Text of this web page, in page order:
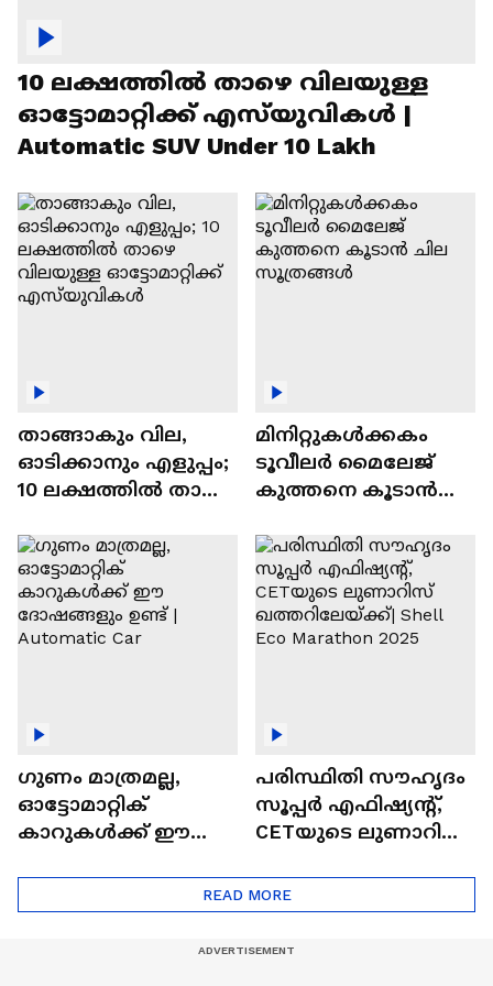
10 ലക്ഷത്തിൽ താഴെ വിലയുള്ള
ഓട്ടോമാറ്റിക്ക് എസ്‍യുവികൾ |
Automatic SUV Under 10 Lakh
താങ്ങാകും വില,
ഓടിക്കാനും എളുപ്പം;
10 ലക്ഷത്തിൽ താഴെ
ഓട്ടോമാറ്റിക്ക്
എസ്‍യുവികൾ
മിനിറ്റുകൾക്കകം
ടൂവീലർ മൈലേജ്
കുത്തനെ കൂടാൻ
ഗുണം മാത്രമല്ല,
ഓട്ടോമാറ്റിക്
കാറുകൾക്ക് ഈ
പരിസ്ഥിതി സൗഹൃദം
സൂപ്പർ എഫിഷ്യന്റ്,
CETയുടെ ലുണാറിസ്
Eco Marathon 2025
READ MORE